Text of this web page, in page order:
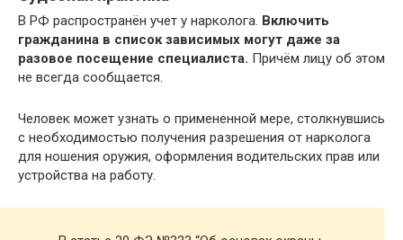
В РФ распространён учет у нарколога. Включить
гражданина в список зависимых могут даже за
разовое посещение специалиста. Причём лицу об этом
не всегда сообщается.
Человек может узнать о примененной мере, столкнувшись
с необходимостью получения разрешения от нарколога
для ношения оружия, оформления водительских прав или
устройства на работу.